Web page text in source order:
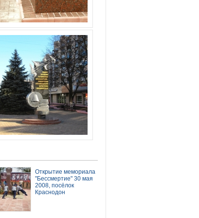
Открытие мемориала
"Бессмертие" 30 мая
2008, посёлок
Краснодон